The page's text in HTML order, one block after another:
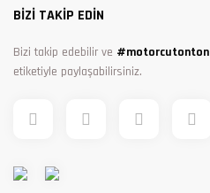
BİZİ TAKİP EDİN
Bizi takip edebilir ve #motorcutonton
etiketiyle paylaşabilirsiniz.